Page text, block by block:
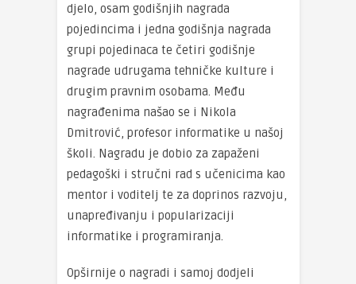
djelo, osam godišnjih nagrada
pojedincima i jedna godišnja nagrada
grupi pojedinaca te četiri godišnje
nagrade udrugama tehničke kulture i
drugim pravnim osobama. Među
nagrađenima našao se i Nikola
Dmitrović, profesor informatike u našoj
školi. Nagradu je dobio za zapaženi
pedagoški i stručni rad s učenicima kao
mentor i voditelj te za doprinos razvoju,
unapređivanju i popularizaciji
informatike i programiranja.
Opširnije o nagradi i samoj dodjeli